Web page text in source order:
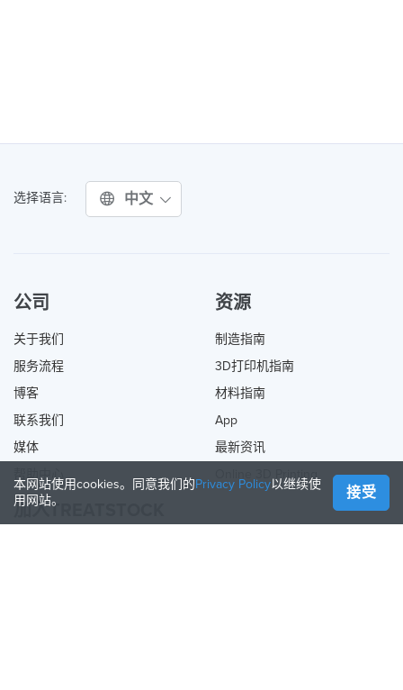
选择语言: 中文
公司
关于我们
服务流程
博客
联系我们
媒体
帮助中心
资源
制造指南
3D打印机指南
材料指南
App
最新资讯
Online 3D Printing
加入TREATSTOCK
本网站使用cookies。同意我们的Privacy Policy以继续使
用网站。
接受